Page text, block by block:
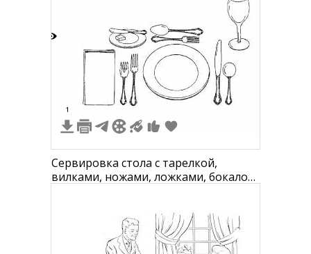
1
Сервировка стола с тарелкой,
вилками, ножами, ложками, бокалом,